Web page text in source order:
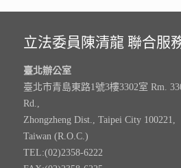
立法委員陳清龍 聯合服
臺北辦公室
臺北市青島東路1號3樓3302室 Rm.
Rd.,
Zhongzheng Dist., Taipei City 100221,
Taiwan (R.O.C.)
TEL:(02)2358-6222